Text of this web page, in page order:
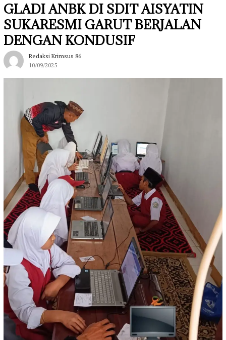
GLADI ANBK DI SDIT AISYATIN
SUKARESMI GARUT BERJALAN
DENGAN KONDUSIF
Redaksi Krimsus 86
10/09/2025